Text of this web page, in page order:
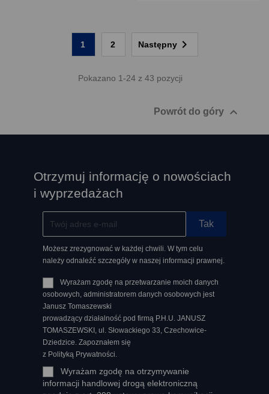
Pokazano 1-24 z 43 pozycji
1 2 Następny
Powrót do góry 
Otrzymuj informację o nowościach
i wyprzedażach
Możesz zrezygnować w każdej chwili. W tym celu
należy odnaleźć szczegóły w naszej informacji prawnej.
Wyrażam zgodę na przetwarzanie moich danych
osobowych, administratorem danych osobowych jest
Janusz Tomaszewski
prowadzący działalność pod firmą P.H.U. JANUSZ
TOMASZEWSKI, ul. Słowackiego 33, Czechowice-
Dziedzice. Zapoznałem się
z Polityką Prywatności.
Wyrażam zgodę na otrzymywanie
informacji handlowej drogą elektroniczną